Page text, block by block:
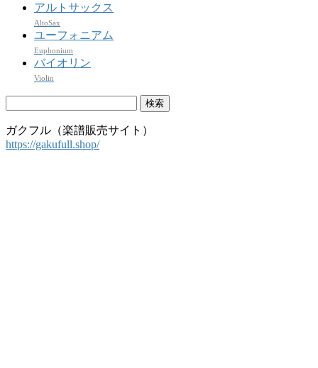
アルトサックス
AltoSax
ユーフォニアム
Euphonium
バイオリン
Violin
ガクフル（楽譜販売サイト）
https://gakufull.shop/